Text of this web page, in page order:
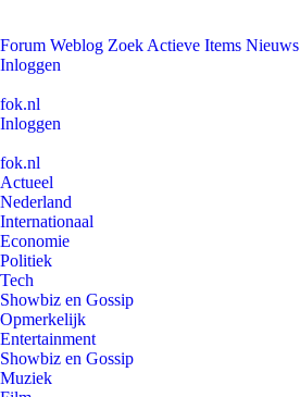
Forum Weblog Zoek Actieve Items Nieuws
Inloggen
fok.nl
Inloggen
fok.nl
Actueel
Nederland
Internationaal
Economie
Politiek
Tech
Showbiz en Gossip
Opmerkelijk
Entertainment
Showbiz en Gossip
Muziek